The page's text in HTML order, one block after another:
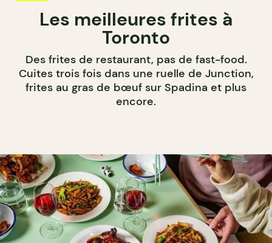
Les meilleures frites à
Toronto
Des frites de restaurant, pas de fast-food.
Cuites trois fois dans une ruelle de Junction,
frites au gras de bœuf sur Spadina et plus
encore.